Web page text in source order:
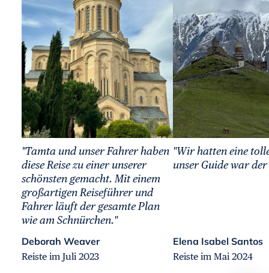
"Tamta und unser Fahrer haben
diese Reise zu einer unserer
schönsten gemacht. Mit einem
großartigen Reiseführer und
Fahrer läuft der gesamte Plan
wie am Schnürchen."
Deborah Weaver
Reiste im Juli 2023
"Wir hatten eine
unser Guide war der
Elena Isabel Santos
Reiste im Mai 2024